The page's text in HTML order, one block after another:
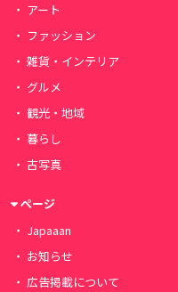
アート
ファッション
雑貨・インテリア
グルメ
観光・地域
暮らし
古写真
ページ
Japaaan
お知らせ
広告掲載について